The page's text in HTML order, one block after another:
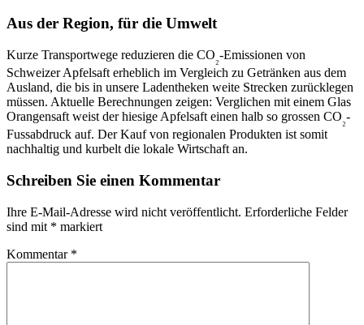
Aus der Region, für die Umwelt
Kurze Transportwege reduzieren die CO₂-Emissionen von
Schweizer Apfelsaft erheblich im Vergleich zu Getränken aus dem
Ausland, die bis in unsere Ladentheken weite Strecken zurücklegen
müssen. Aktuelle Berechnungen zeigen: Verglichen mit einem Glas
Orangensaft weist der hiesige Apfelsaft einen halb so grossen CO₂-
Fussabdruck auf. Der Kauf von regionalen Produkten ist somit
nachhaltig und kurbelt die lokale Wirtschaft an.
Schreiben Sie einen Kommentar
Ihre E-Mail-Adresse wird nicht veröffentlicht. Erforderliche Felder
sind mit * markiert
Kommentar *